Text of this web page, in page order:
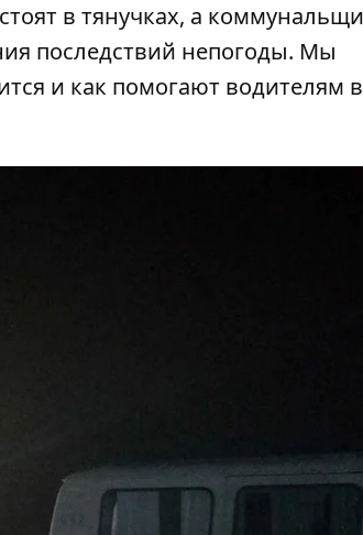
в тянучках, а
последствий непогоды. Мы
и как помогают водителям